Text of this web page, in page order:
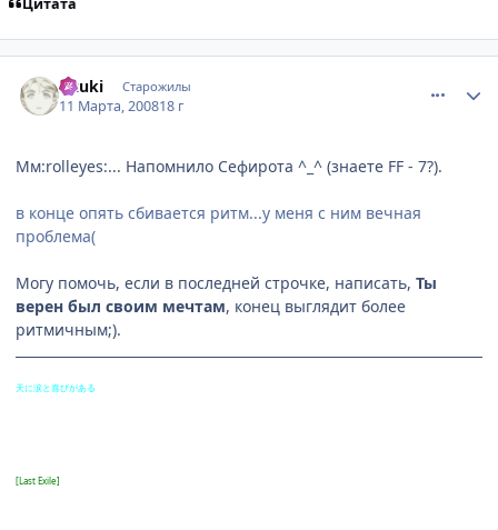
Цитата
Uzuki Старожилы
11 Марта, 200818 г
Мм:rolleyes:... Напомнило Сефирота ^_^ (знаете FF - 7?).
в конце опять сбивается ритм...у меня с ним вечная
проблема(
Могу помочь, если в последней строчке, написать, Ты
верен был своим мечтам, конец выглядит более
ритмичным;).
天に涙と喜びがある
[Last Exile]